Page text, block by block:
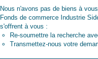
Nous n'avons pas de biens à
Fonds de commerce Industrie
s'offrent à vous :
Re-soumettre la recherche
Transmettez-nous votre